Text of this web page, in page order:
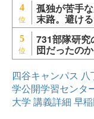
4 孤独が苦手
末路。避け
5 731部隊研究
団だったのか
四谷キャンパス 八
学公開学習センタ
大学 講義詳細 早